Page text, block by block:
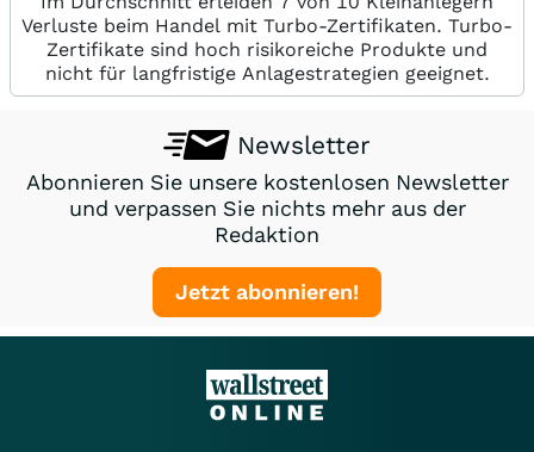
Verluste beim Handel mit Turbo-Zertifikaten. Turbo-
Zertifikate sind hoch risikoreiche Produkte und
nicht für langfristige Anlagestrategien geeignet.
Newsletter
Abonnieren Sie unsere kostenlosen Newsletter
und verpassen Sie nichts mehr aus der
Redaktion
Jetzt abonnieren!